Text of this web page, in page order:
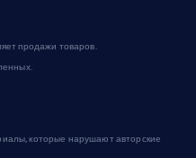
продажи товаров.
которые нарушают авторские